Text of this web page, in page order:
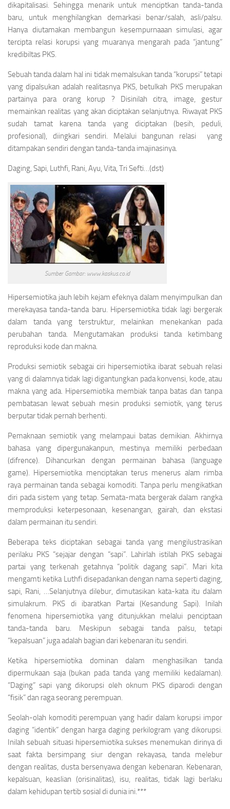
dikapitalisasi. Sehingga menarik untuk menciptkan tanda-tanda
baru, untuk menghilangkan demarkasi benar/salah, asli/palsu.
Hanya diutamakan membangun kesempurnaaan simulasi, agar
tercipta relasi korupsi yang muaranya mengarah pada “jantung”
kredibiltas PKS.
Sebuah tanda dalam hal ini tidak memalsukan tanda “korupsi” tetapi
yang dipalsukan adalah realitasnya PKS, betulkah PKS merupakan
partainya para orang korup ? Disinilah citra, image, gestur
memainkan realitas yang akan diciptakan selanjutnya. Riwayat PKS
sudah tamat karena tanda yang diciptakan (besih, peduli,
profesional), diingkari sendiri. Melalui bangunan relasi yang
ditampakan sendiri dengan tanda-tanda imajinasinya.
Daging, Sapi, Luthfi, Rani, Ayu, Vita, Tri Sefti…(dst)
Sumber Gambar: www.kaskus.co.id
Hipersemiotika jauh lebih kejam efeknya dalam menyimpulkan dan
merekayasa tanda-tanda baru. Hipersemiotika tidak lagi bergerak
dalam tanda yang terstruktur, melainkan menekankan pada
perubahan tanda. Mengutamakan produksi tanda ketimbang
reproduksi kode dan makna.
Produksi semiotik sebagai ciri hipersemiotika ibarat sebuah relasi
yang di dalamnya tidak lagi digantungkan pada konvensi, kode, atau
makna yang ada. Hipersemiotika membiak tanpa batas dan tanpa
pembatasan lewat sebuah mesin produksi semiotik, yang terus
berputar tidak pernah berhenti.
Pemaknaan semiotik yang melampaui batas demikian. Akhirnya
bahasa yang dipergunakanpun, mestinya memiliki perbedaan
(difrence). Dihancurkan dengan permainan bahasa (language
game). Hipersemiotika menciptakan terus menerus alam rimba
raya permainan tanda sebagai komoditi. Tanpa perlu mengikatkan
diri pada sistem yang tetap. Semata-mata bergerak dalam rangka
memproduksi keterpesonaan, kesenangan, gairah, dan ekstasi
dalam permainan itu sendiri.
Beberapa teks diciptakan sebagai tanda yang mengilustrasikan
perilaku PKS “sejajar dengan “sapi”. Lahirlah istilah PKS sebagai
partai yang terkenah getahnya “politik dagang sapi”. Mari kita
mengamti ketika Luthfi disepadankan dengan nama seperti daging,
sapi, Rani, …Selanjutnya dilebur, dimutasikan kata-kata itu dalam
simulakrum. PKS di ibaratkan Partai (Kesandung Sapi). Inilah
fenomena hipersemiotika yang ditunjukkan melalui penciptaan
tanda-tanda baru. Meskipun sebagai tanda palsu, tetapi
“kepalsuan” juga adalah bagian dari kebenaran itu sendiri.
Ketika hipersemiotika dominan dalam menghasilkan tanda
dipermukaan saja (bukan pada tanda yang memiliki kedalaman).
“Daging” sapi yang dikorupsi oleh oknum PKS diparodi dengan
“fisik” dan raga seorang perempuan.
Seolah-olah komoditi perempuan yang hadir dalam korupsi impor
daging “identik” dengan harga daging perkilogram yang dikorupsi.
Inilah sebuah situasi hipersemiotika sukses menemukan dirinya di
saat fakta bersimpang siur dengan rekayasa, tanda melebur
dengan realitas, dusta bersenyawa dengan kebenaran. Kebenaran,
kepalsuan, keaslian (orisinalitas), isu, realitas, tidak lagi berlaku
dalam kehidupan tertib sosial di dunia ini.***